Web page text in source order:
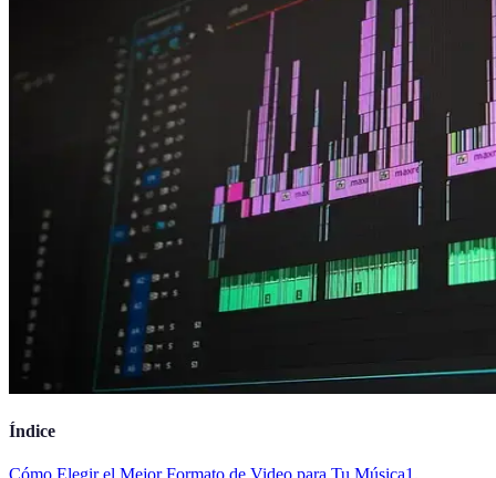
Índice